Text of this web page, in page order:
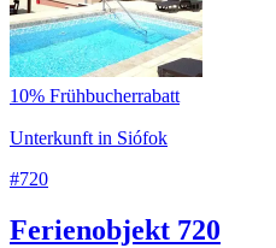
10% Frühbucherrabatt
Unterkunft in Siófok
#720
Ferienobjekt 720